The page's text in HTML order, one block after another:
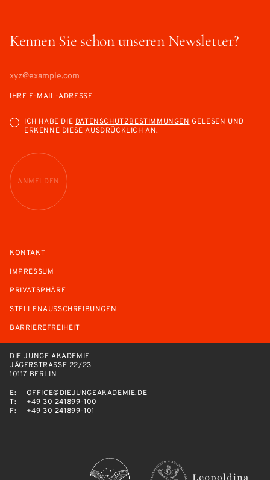
Kennen Sie schon unseren Newsletter?
IHRE E-MAIL-ADRESSE
ICH HABE DIEDATENSCHUTZBESTIMMUNGENGELESEN UND
ERKENNE DIESE AUSDRÜCKLICH AN.
ANMELDEN
KONTAKT
IMPRESSUM
PRIVATSPHÄRE
STELLENAUSSCHREIBUNGEN
BARRIEREFREIHEIT
DIE JUNGE AKADEMIE
JÄGERSTRASSE 22/23
10117 BERLIN
E:
OFFICE@DIEJUNGEAKADEMIE.DE
T:
+49 30 241899-100
F:
+49 30 241899-101